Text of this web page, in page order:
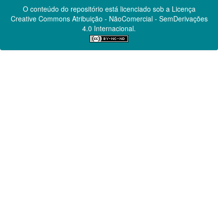
O conteúdo do repositório está licenciado sob a Licença
Creative CommonsAtribuição - NãoComercial - SemDerivações
4.0 Internacional.